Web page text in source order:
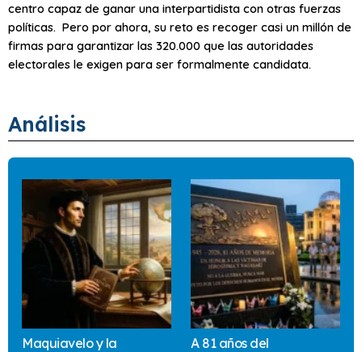
centro capaz de ganar una interpartidista con otras fuerzas
políticas. Pero por ahora, su reto es recoger casi un millón de
firmas para garantizar las 320.000 que las autoridades
electorales le exigen para ser formalmente candidata.
Análisis
Maquiavelo y la
A 81 años del